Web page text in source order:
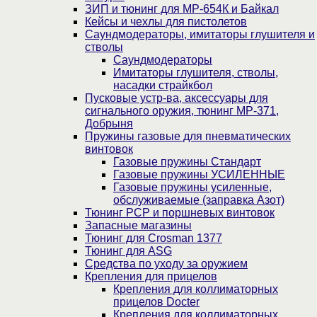
ЗИП и тюнинг для МР-654К и Байкал
Кейсы и чехлы для пистолетов
Саундмодераторы, имитаторы глушителя и
стволы
Саундмодераторы
Имитаторы глушителя, стволы,
насадки страйкбол
Пусковые устр-ва, аксессуары для
сигнального оружия, тюнинг МР-371,
Добрыня
Пружины газовые для пневматических
винтовок
Газовые пружины Стандарт
Газовые пружины УСИЛЕННЫЕ
Газовые пружины усиленные,
обслуживаемые (заправка Азот)
Тюнинг PCP и поршневых винтовок
Запасные магазины
Тюнинг для Crosman 1377
Тюнинг для ASG
Средства по уходу за оружием
Крепления для прицелов
Крепления для коллиматорных
прицелов Docter
Крепления для коллиматорных